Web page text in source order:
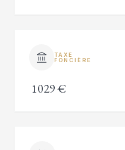
TAXE
FONCIÈRE
1029 €